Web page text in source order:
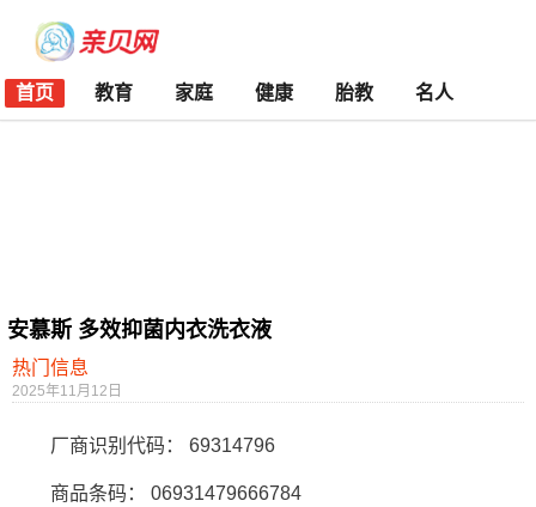
首页 教育 家庭 健康 胎教 名人
安慕斯 多效抑菌内衣洗衣液
热门信息
2025年11月12日
厂商识别代码： 69314796
商品条码： 06931479666784